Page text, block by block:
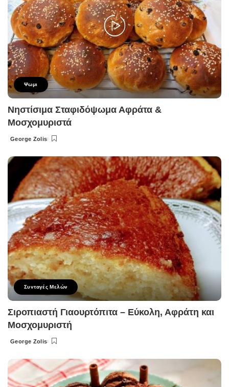
Ψωμι
Νηστίσιμα Σταφιδόψωμα Αφράτα &
Μοσχομυριστά
Posted
George Zolis
Συνταγές Μελών
Σιροπιαστή Γιαουρτόπιτα – Εύκολη, Αφράτη και
Μοσχομυριστή
Posted
George Zolis